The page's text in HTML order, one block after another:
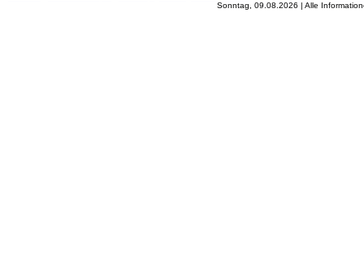
Sonntag, 09.08.2026 | Alle